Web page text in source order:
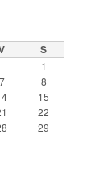
S
1
7
8
15
22
29